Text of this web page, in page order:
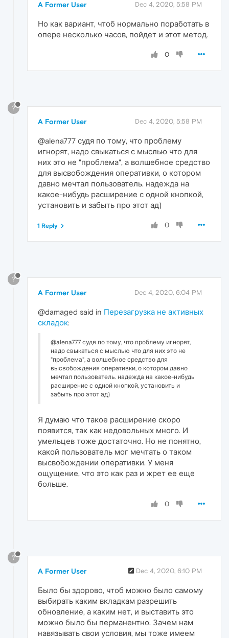
A Former User Dec 4, 2020, 5:58 PM
Но как вариант, чтоб нормально поработать в
опере несколько часов, пойдет и этот метод.
0
?
A Former User Dec 4, 2020, 5:58 PM
@alena777 судя по тому, что проблему
игнорят, надо свыкаться с мыслью что для
них это не "проблема", а волшебное средство
для высвобождения оперативки, о котором
давно мечтал пользователь. надежда на
какое-нибудь расширение с одной кнопкой,
установить и забыть про этот ад)
0
1 Reply
?
A Former User Dec 4, 2020, 6:04 PM
@damaged said in Перезагрузка не активных
складок:
@alena777 судя по тому, что проблему игнорят,
надо свыкаться с мыслью что для них это не
"проблема", а волшебное средство для
высвобождения оперативки, о котором давно
мечтал пользователь. надежда на какое-нибудь
расширение с одной кнопкой, установить и
забыть про этот ад)
Я думаю что такое расширение скоро
появится, так как недовольных много. И
умельцев тоже достаточно. Но не понятно,
какой пользователь мог мечтать о таком
высвобождении оперативки. У меня
ощущение, что это как раз и жрет ее еще
больше.
0
?
A Former User Dec 4, 2020, 6:10 PM
Было бы здорово, чтоб можно было самому
выбирать каким вкладкам разрешить
обновление, а каким нет, и выставить это
можно было бы перманентно. Зачем нам
навязывать свои условия, мы тоже имеем